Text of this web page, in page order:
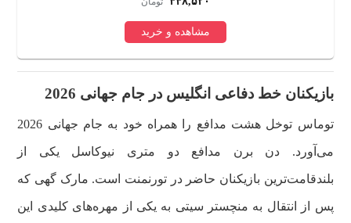
مشاهده و خرید
بازیکنان خط دفاعی انگلیس در جام جهانی 2026
توماس توخل هشت مدافع را همراه خود به جام جهانی 2026
می‌آورد. دن برن مدافع دو متری نیوکاسل یکی از
بلندقامت‌ترین بازیکنان حاضر در تورنمنت است. مارک گهی که
پس از انتقال به منچستر سیتی به یکی از مهره‌های کلیدی این